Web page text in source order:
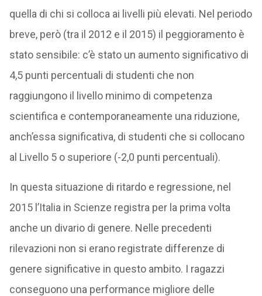
quella di chi si colloca ai livelli più elevati. Nel periodo
breve, però (tra il 2012 e il 2015) il peggioramento è
stato sensibile: c’è stato un aumento significativo di
4,5 punti percentuali di studenti che non
raggiungono il livello minimo di competenza
scientifica e contemporaneamente una riduzione,
anch’essa significativa, di studenti che si collocano
al Livello 5 o superiore (-2,0 punti percentuali).
In questa situazione di ritardo e regressione, nel
2015 l’Italia in Scienze registra per la prima volta
anche un divario di genere. Nelle precedenti
rilevazioni non si erano registrate differenze di
genere significative in questo ambito. I ragazzi
conseguono una performance migliore delle